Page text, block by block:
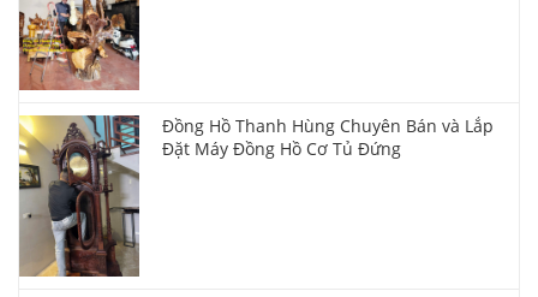
Đồng Hồ Thanh Hùng Chuyên Bán và Lắp
Đặt Máy Đồng Hồ Cơ Tủ Đứng